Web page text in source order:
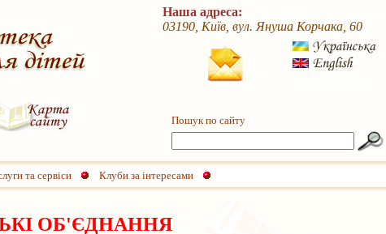
Наша адреса:
03190, Київ, вул. Януша Корчака, 60
Пошук по сайту
та сервіси Клуби за інтересами
ОБ'ЄДНАННЯ